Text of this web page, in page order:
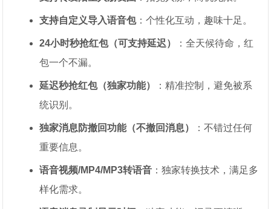
支持自定义导入语音包：个性化互动，趣味十足。
24小时秒抢红包（可支持延迟）
：全天候待命，红
包一个不漏。
延迟秒抢红包（独家功能）
：精准控制，避免被系
统识别。
独家消息防撤回功能（不撤回消息）
：不错过任何
重要信息。
语音视频/MP4/MP3转语音 ：独家转换技术，满足多
样化需求。